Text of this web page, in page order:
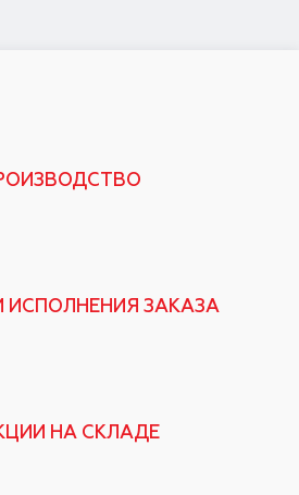
ИСПОЛНЕНИЯ ЗАКАЗА
НА СКЛАДЕ